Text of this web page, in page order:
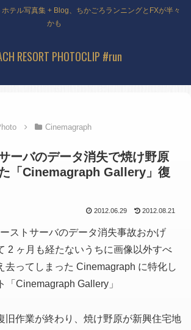
テル写真集 + Blog、ちかごろランニングとFXが半々
かも
RESORT PHOTOCLIP #run
Cinemagraph
ーバのデータ消失で焼け野原
「Cinemagraph Gallery」復
2012.06.29 2012.08.21
ストサーバのデータ消失事故おかげ
2 ヶ月も経たないうちに画像以外すべ
去ってしまった Cinemagraph に特化し
「Cinemagraph Gallery」
旧作業が終わり、焼け野原が新興住宅地